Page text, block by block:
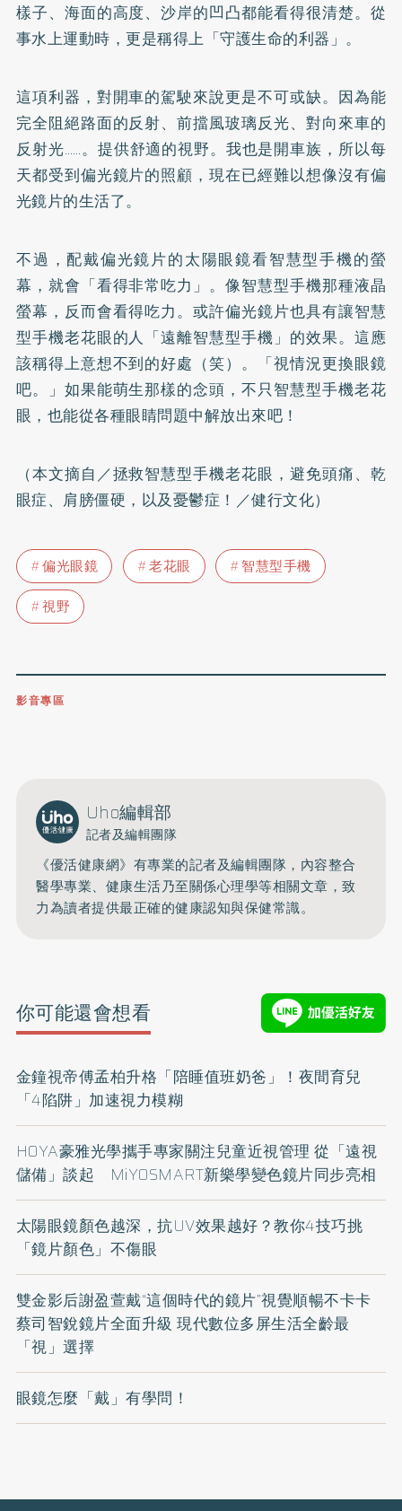
樣子、海面的高度、沙岸的凹凸都能看得很清楚。從
事水上運動時，更是稱得上「守護生命的利器」。
這項利器，對開車的駕駛來說更是不可或缺。因為能
完全阻絕路面的反射、前擋風玻璃反光、對向來車的
反射光……。提供舒適的視野。我也是開車族，所以每
天都受到偏光鏡片的照顧，現在已經難以想像沒有偏
光鏡片的生活了。
不過，配戴偏光鏡片的太陽眼鏡看智慧型手機的螢
幕，就會「看得非常吃力」。像智慧型手機那種液晶
螢幕，反而會看得吃力。或許偏光鏡片也具有讓智慧
型手機老花眼的人「遠離智慧型手機」的效果。這應
該稱得上意想不到的好處（笑）。「視情況更換眼鏡
吧。」如果能萌生那樣的念頭，不只智慧型手機老花
眼，也能從各種眼睛問題中解放出來吧！
（本文摘自／拯救智慧型手機老花眼，避免頭痛、 乾
眼症、肩膀僵硬，以及憂鬱症 ！／健行文化）
偏光眼鏡 老花眼
智慧型手機
視野
影音專區
Uho編輯部
記者及編輯團隊
《優活健康網》有專業的記者及編輯團隊，內容整合
醫學專業、健康生活乃至關係心理學等相關文章，致
力為讀者提供最正確的健康認知與保健常識。
你可能還會想看
金鐘視帝傅孟柏升格「陪睡值班奶爸」！夜間育兒
「4陷阱」加速視力模糊
HOYA豪雅光學攜手專家關注兒童近視管理 從「遠視
儲備」談起 MiYOSMART新樂學變色鏡片同步亮相
太陽眼鏡顏色越深，抗UV效果越好？教你4技巧挑
「鏡片顏色」不傷眼
雙金影后謝盈萱戴“這個時代的鏡片”視覺順暢不卡卡
蔡司智銳鏡片全面升級 現代數位多屏生活全齡最
「視」選擇
眼鏡怎麼「戴」有學問！